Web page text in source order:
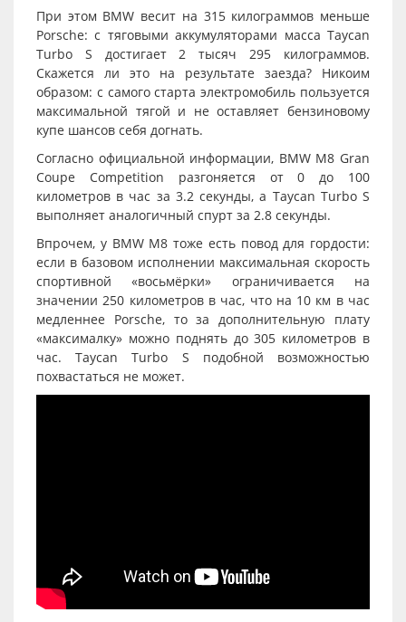
При этом BMW весит на 315 килограммов меньше
Porsche: с тяговыми аккумуляторами масса Taycan
Turbo S достигает 2 тысяч 295 килограммов.
Скажется ли это на результате заезда? Никоим
образом: с самого старта электромобиль пользуется
максимальной тягой и не оставляет бензиновому
купе шансов себя догнать.
Согласно официальной информации, BMW M8 Gran
Coupe Competition разгоняется от 0 до 100
километров в час за 3.2 секунды, а Taycan Turbo S
выполняет аналогичный спурт за 2.8 секунды.
Впрочем, у BMW M8 тоже есть повод для гордости:
если в базовом исполнении максимальная скорость
спортивной «восьмёрки» ограничивается на
значении 250 километров в час, что на 10 км в час
медленнее Porsche, то за дополнительную плату
«максималку» можно поднять до 305 километров в
час. Taycan Turbo S подобной возможностью
похвастаться не может.